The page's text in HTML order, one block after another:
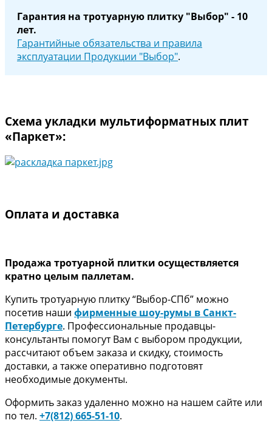
Гарантия на тротуарную плитку "Выбор" - 10
лет.
Гарантийные обязательства и правила
эксплуатации Продукции "Выбор".
Схема укладки мультиформатных плит
«Паркет»:
Оплата и доставка
Продажа тротуарной плитки осуществляется
кратно целым паллетам.
Купить тротуарную плитку “Выбор-СПб” можно
посетив наши фирменные шоу-румы в Санкт-
Петербурге. Профессиональные продавцы-
консультанты помогут Вам с выбором продукции,
рассчитают объем заказа и скидку, стоимость
доставки, а также оперативно подготовят
необходимые документы.
Оформить заказ удаленно можно на нашем сайте или
по тел. +7(812) 665-51-10.